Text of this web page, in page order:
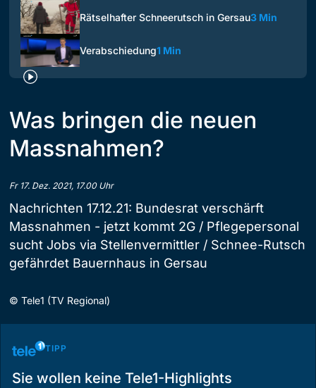
Rätselhafter Schneerutsch in Gersau3 Min
Verabschiedung1 Min
Was bringen die neuen
Massnahmen?
Fr 17. Dez. 2021, 17.00 Uhr
Nachrichten 17.12.21: Bundesrat verschärft
Massnahmen - jetzt kommt 2G / Pflegepersonal
sucht Jobs via Stellenvermittler / Schnee-Rutsch
gefährdet Bauernhaus in Gersau
© Tele1 (TV Regional)
TIPP
Sie wollen keine Tele1-Highlights